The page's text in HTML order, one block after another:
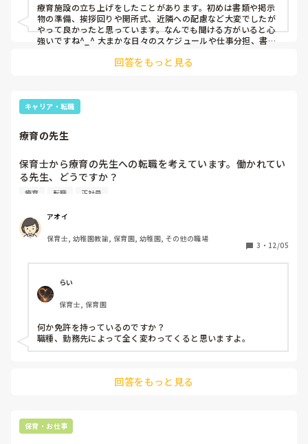
療育施設の立ち上げをしたことがあります。初めは書類や掲示
物の準備、挨拶回りや開所式、近隣への配慮など大変でしたが
やって良かったと思っています。なんでも聞ける方がいると心
強いですね^_^ 大まかな日々のスケジュールや仕事分担、書類
に就けると思います。応援しています！
回答をもっと見る
キャリア・転職
療育の先生
保育士から療育の先生への転職を考えています。働かれてい
る先生、どうですか？
タイムスケジュールなど全くわかりません。
子どもがいるのですが、正社員は保育士のようになかなか難
しい職業でしょうか？
療育 転職 正社員
アオイ
保育士, 幼稚園教諭, 保育園, 幼稚園, その他の職場
3 ・ 12/05
らい
保育士, 保育園
何か免許を持っているのですか？
職種、勤務先によって全く変わってくると思いますよ。
回答をもっと見る
保育・お仕事